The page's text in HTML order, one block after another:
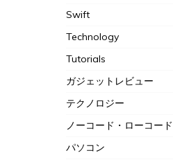
Swift
Technology
Tutorials
ガジェットレビュー
テクノロジー
ノーコード・ローコード
パソコン